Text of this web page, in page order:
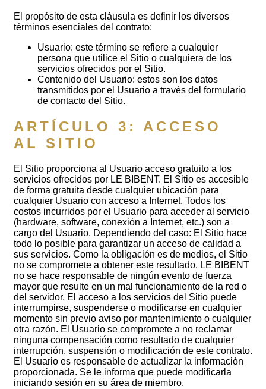
El propósito de esta cláusula es definir los diversos
términos esenciales del contrato:
Usuario: este término se refiere a cualquier
persona que utilice el Sitio o cualquiera de los
servicios ofrecidos por el Sitio.
Contenido del Usuario: estos son los datos
transmitidos por el Usuario a través del formulario
de contacto del Sitio.
ARTÍCULO 3: ACCESO
AL SITIO
El Sitio proporciona al Usuario acceso gratuito a los
servicios ofrecidos por LE BIBENT. El Sitio es accesible
de forma gratuita desde cualquier ubicación para
cualquier Usuario con acceso a Internet. Todos los
costos incurridos por el Usuario para acceder al servicio
(hardware, software, conexión a Internet, etc.) son a
cargo del Usuario. Dependiendo del caso: El Sitio hace
todo lo posible para garantizar un acceso de calidad a
sus servicios. Como la obligación es de medios, el Sitio
no se compromete a obtener este resultado. LE BIBENT
no se hace responsable de ningún evento de fuerza
mayor que resulte en un mal funcionamiento de la red o
del servidor. El acceso a los servicios del Sitio puede
interrumpirse, suspenderse o modificarse en cualquier
momento sin previo aviso por mantenimiento o cualquier
otra razón. El Usuario se compromete a no reclamar
ninguna compensación como resultado de cualquier
interrupción, suspensión o modificación de este contrato.
El Usuario es responsable de actualizar la información
proporcionada. Se le informa que puede modificarla
iniciando sesión en su área de miembro.